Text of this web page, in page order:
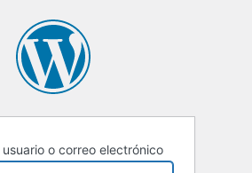
o correo electrónico